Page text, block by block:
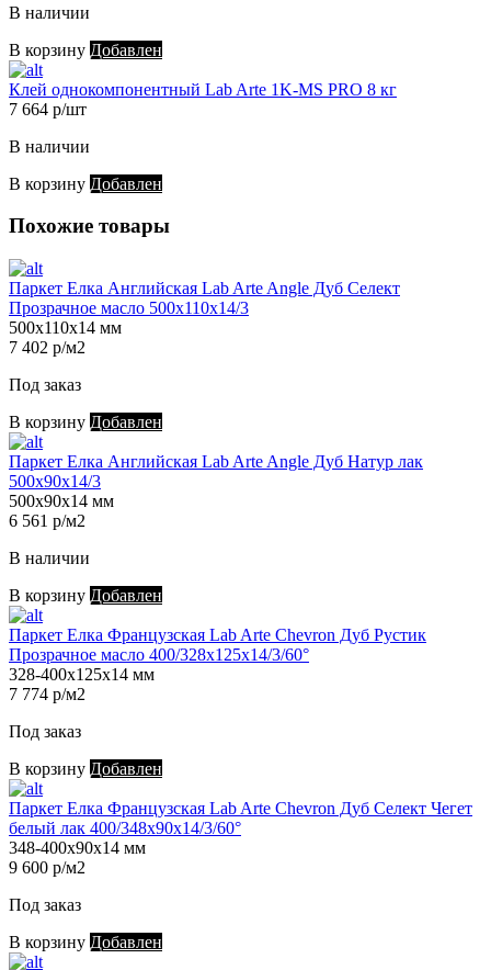
В наличии
В корзину Добавлен
Клей однокомпонентный Lab Arte 1K-MS PRO 8 кг
7 664 р/шт
В наличии
В корзину Добавлен
Похожие товары
Паркет Елка Английская Lab Arte Angle Дуб Селект
Прозрачное масло 500х110х14/3
500х110х14 мм
7 402 р/м2
Под заказ
В корзину Добавлен
Паркет Елка Английская Lab Arte Angle Дуб Натур лак
500х90х14/3
500х90х14 мм
6 561 р/м2
В наличии
В корзину Добавлен
Паркет Елка Французская Lab Arte Chevron Дуб Рустик
Прозрачное масло 400/328х125х14/3/60°
328-400х125х14 мм
7 774 р/м2
Под заказ
В корзину Добавлен
Паркет Елка Французская Lab Arte Chevron Дуб Селект Чегет
белый лак 400/348х90х14/3/60°
348-400х90х14 мм
9 600 р/м2
Под заказ
В корзину Добавлен